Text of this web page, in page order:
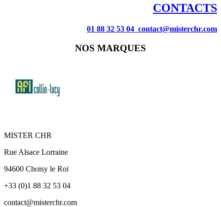
CONTACTS
01 88 32 53 04 contact@misterchr.com
NOS MARQUES
MISTER CHR
Rue Alsace Lorraine
94600 Choisy le Roi
+33 (0)1 88 32 53 04
contact@misterchr.com